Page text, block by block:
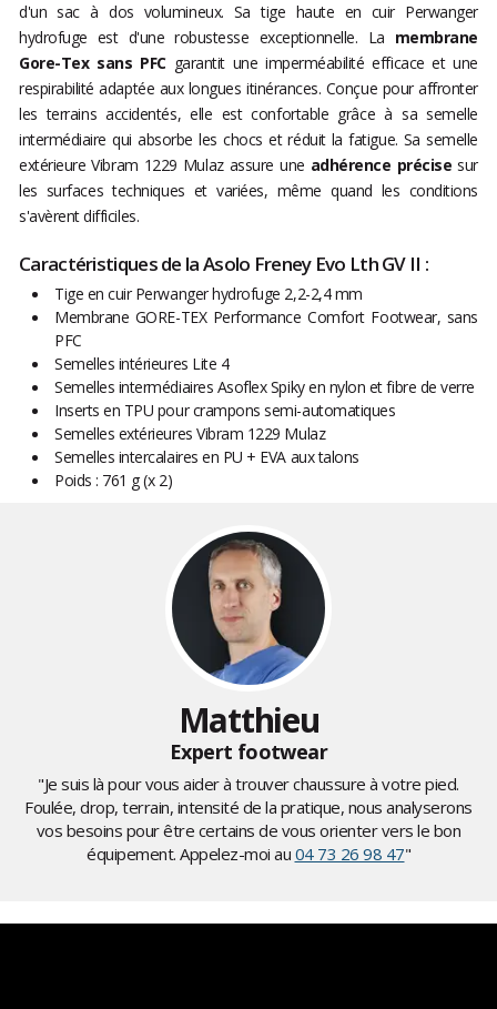
d'un sac à dos volumineux. Sa tige haute en cuir Perwanger
hydrofuge est d'une robustesse exceptionnelle. La membrane
Gore-Tex sans PFCgarantit une imperméabilité efficace et une
respirabilité adaptée aux longues itinérances. Conçue pour affronter
les terrains accidentés, elle est confortable grâce à sa semelle
intermédiaire qui absorbe les chocs et réduit la fatigue. Sa semelle
extérieure Vibram 1229 Mulaz assure une adhérence précise sur
les surfaces techniques et variées, même quand les conditions
s'avèrent difficiles.
Caractéristiques de la Asolo Freney Evo Lth GV II :
Tige en cuir Perwanger hydrofuge 2,2-2,4 mm
Membrane GORE-TEX Performance Comfort Footwear, sans
PFC
Semelles intérieures Lite 4
Semelles intermédiaires Asoflex Spiky en nylon et fibre de verre
Inserts en TPU pour crampons semi-automatiques
Semelles extérieures Vibram 1229 Mulaz
Semelles intercalaires en PU + EVA aux talons
Poids : 761 g (x 2)
Matthieu
Expert footwear
"Je suis là pour vous aider à trouver chaussure à votre pied.
Foulée, drop, terrain, intensité de la pratique, nous analyserons
vos besoins pour être certains de vous orienter vers le bon
équipement. Appelez-moi au 04 73 26 98 47"